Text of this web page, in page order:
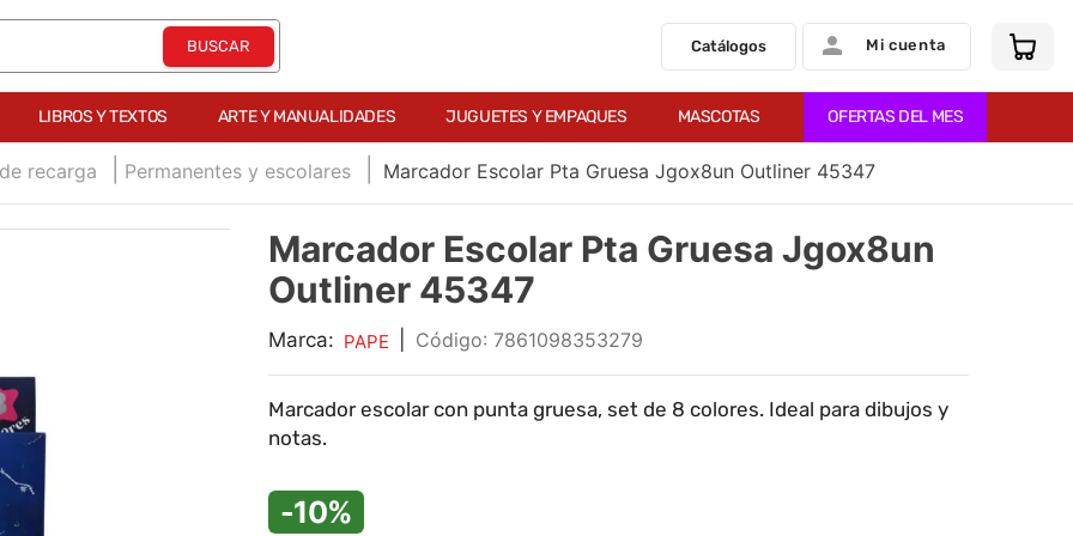
Catálogos Mi cuenta
LIBROS Y TEXTOS ARTE Y MANUALIDADES JUGUETES Y EMPAQUES MASCOTAS OFERTAS DEL MES
recarga Permanentes y escolares Marcador Escolar Pta Gruesa Jgox8un Outliner 45347
Marcador Escolar Pta Gruesa Jgox8un
Outliner 45347
Marca: PAPE : 7861098353279
Marcador escolar con punta gruesa, set de 8 colores. Ideal para dibujos y
notas.
-10%